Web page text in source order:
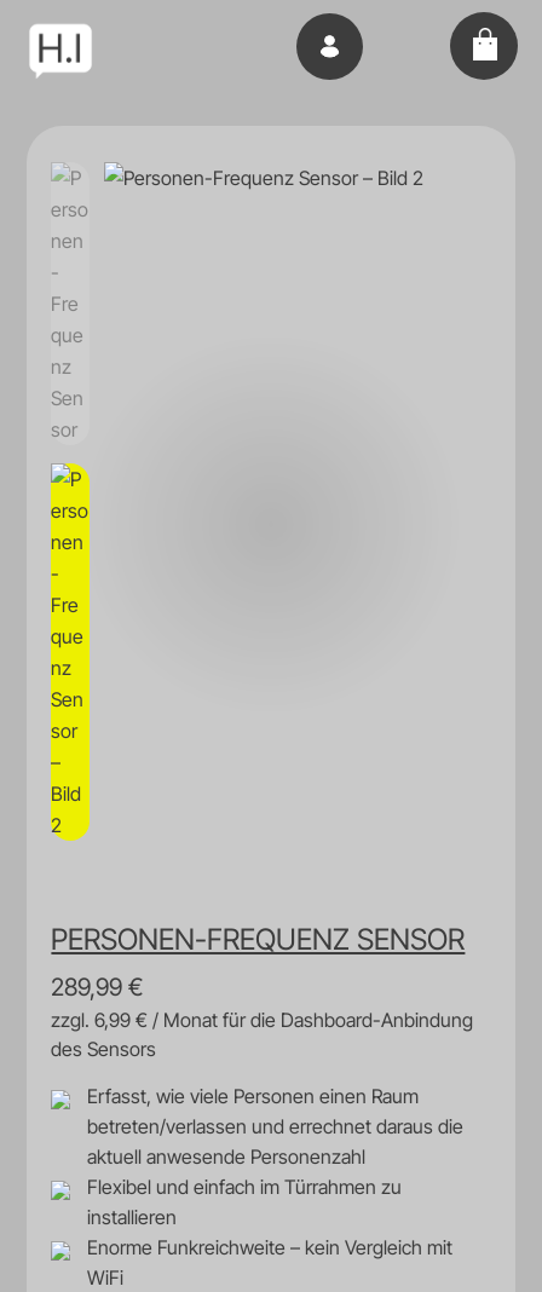
PERSONEN-FREQUENZ SENSOR
289,99€
zzgl. 6,99 € / Monat für die Dashboard-Anbindung
des Sensors
Erfasst, wie viele Personen einen Raum
betreten/verlassen und errechnet daraus die
aktuell anwesende Personenzahl
Flexibel und einfach im Türrahmen zu
installieren
Enorme Funkreichweite – kein Vergleich mit
WiFi